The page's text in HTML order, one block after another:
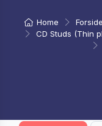
Home Forside
CD Studs (Thin